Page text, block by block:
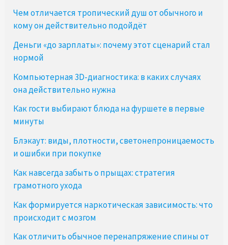
Чем отличается тропический душ от обычного и
кому он действительно подойдёт
Деньги «до зарплаты»: почему этот сценарий стал
нормой
Компьютерная 3D-диагностика: в каких случаях
она действительно нужна
Как гости выбирают блюда на фуршете в первые
минуты
Блэкаут: виды, плотности, светонепроницаемость
и ошибки при покупке
Как навсегда забыть о прыщах: стратегия
грамотного ухода
Как формируется наркотическая зависимость: что
происходит с мозгом
Как отличить обычное перенапряжение спины от